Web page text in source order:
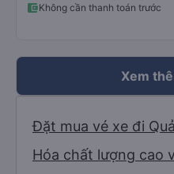
chung thái độ và tính cách của
bên, có màn hình tivi, khăn ướt,
skin care rồi ngủ ngon lành. Đặc
vexere.com và nhà xe Sâm Hương.
Không cần thanh toán trước
Xem
Đặt mua vé xe đi
Hóa chất lượng cao